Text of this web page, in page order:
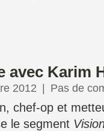
avec Karim
2012 Pas de
chef-op et
le segment